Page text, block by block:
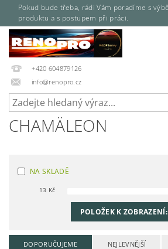
Pokud bude třeba, rádi Vám poradíme s
produktu a s postupem při práci.
+420 604879126
info@renopro.cz
CHAMÄLEON
NA SKLADĚ
13 Kč
POLOŽEK K ZOBRAZENÍ:
DOPORUČUJEME NEJLEVNĚJŠÍ